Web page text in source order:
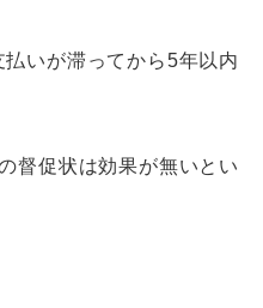
いが滞ってから5年以内
督促状は効果が無いとい